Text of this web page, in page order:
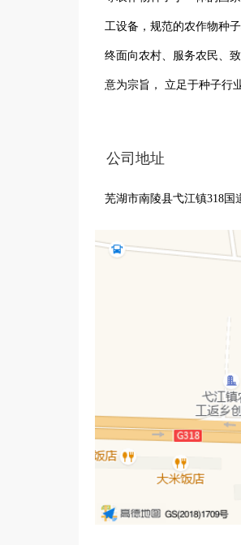
工设备，规范的农作物种
终面向农村、服务农民、
意为宗旨， 立足于种子行业
公司地址
芜湖市南陵县弋江镇318国